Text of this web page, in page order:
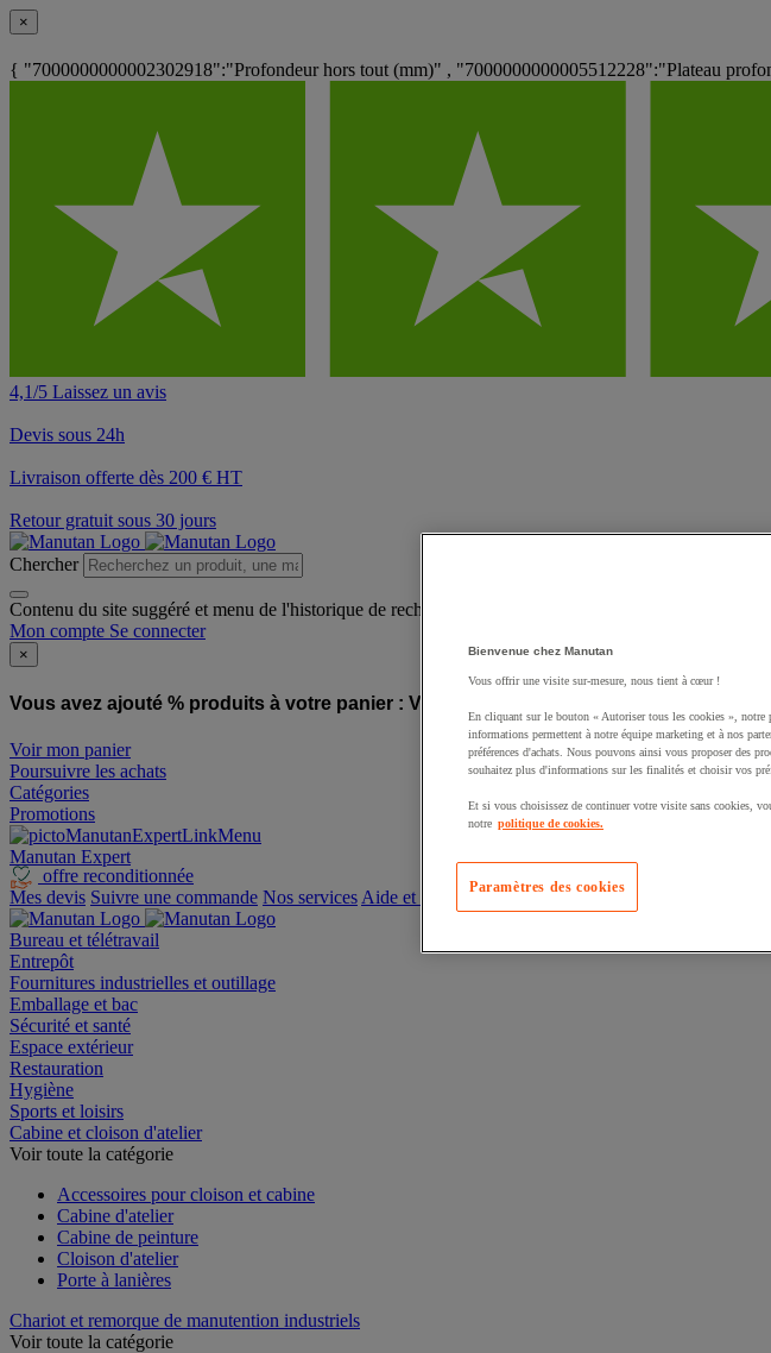
×
{ "7000000000002302918":"Profondeur hors tout (mm)" , "7000000000005512228":"Plateau
4,1/5 Laissez un avis
Devis sous 24h
Livraison offerte dès 200 € HT
Retour gratuit sous 30 jours
Chercher
Contenu du site suggéré et menu de l'historique de recherche
Mon compte Se connecter
×
Vous avez ajouté % produits à votre panier : Vous avez ajouté un produit à votre
Voir mon panier
Poursuivre les achats
Catégories
Promotions
Manutan Expert
offre reconditionnée
Mes devis Suivre une commande Nos services Aide et contact
Bureau et télétravail
Entrepôt
Fournitures industrielles et outillage
Emballage et bac
Sécurité et santé
Espace extérieur
Restauration
Hygiène
Sports et loisirs
Cabine et cloison d'atelier
Voir toute la catégorie
Accessoires pour cloison et cabine
Cabine d'atelier
Cabine de peinture
Cloison d'atelier
Porte à lanières
Chariot et remorque de manutention industriels
Voir toute la catégorie
Bienvenue chez Manutan
Vous offrir une visite sur-mesure, nous tient à cœur !
En cliquant sur le bouton « Autoriser tous les cookies », notre
informations permettent à notre équipe marketing et à nos
préférences d'achats. Nous pouvons ainsi vous proposer des
souhaitez plus d'informations sur les finalités et choisir vos
Et si vous choisissez de continuer votre visite sans cookies,
notre politique de cookies.
Paramètres des cookies